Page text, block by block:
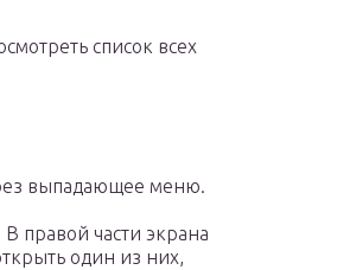
список всех
выпадающее меню.
правой части экрана
один из них,